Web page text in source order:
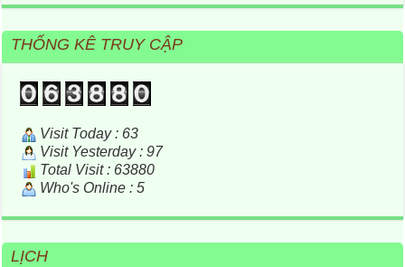
THỐNG KÊ TRUY CẬP
Visit Today : 63
Visit Yesterday : 97
Total Visit : 63880
Who's Online : 5
LỊCH